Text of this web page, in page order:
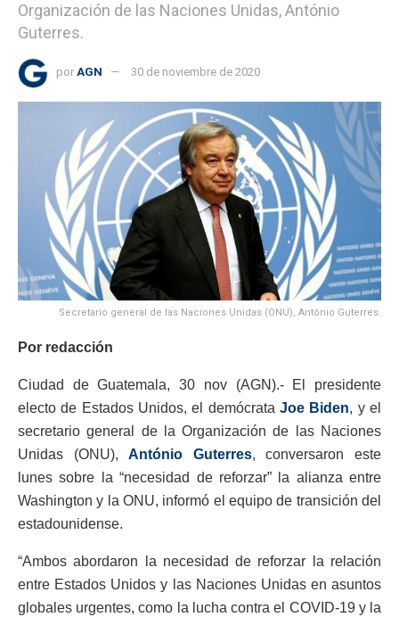
Organización de las Naciones Unidas, António
Guterres.
por AGN 30 de noviembre de 2020
Secretario general de las Naciones Unidas (ONU), António Guterres.
Por redacción
Ciudad de Guatemala, 30 nov (AGN).- El presidente
electo de Estados Unidos, el demócrata Joe Biden, y el
secretario general de la Organización de las Naciones
Unidas (ONU),António Guterres, conversaron este
lunes sobre la “necesidad de reforzar” la alianza entre
Washington y la ONU, informó el equipo de transición del
estadounidense.
“Ambos abordaron la necesidad de reforzar la relación
entre Estados Unidos y las Naciones Unidas en asuntos
globales urgentes, como la lucha contra el COVID-19 y la